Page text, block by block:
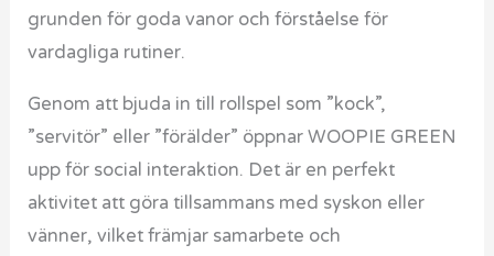
grunden för goda vanor och förståelse för
vardagliga rutiner.
Genom att bjuda in till rollspel som ”kock”,
”servitör” eller ”förälder” öppnar WOOPIE GREEN
upp för social interaktion. Det är en perfekt
aktivitet att göra tillsammans med syskon eller
vänner, vilket främjar samarbete och